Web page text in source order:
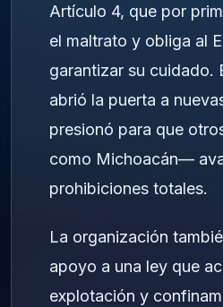
Artículo 4, que por
el maltrato y obliga al
garantizar su cuidado.
abrió la puerta a
presionó para que
como Michoacán—
prohibiciones totales.
La organización
apoyo a una ley que
explotación y